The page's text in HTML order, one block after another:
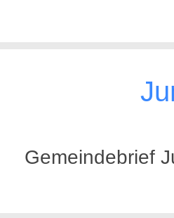
Gemeindebrief